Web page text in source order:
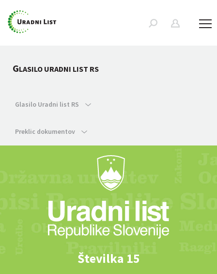
GLASILO URADNI LIST RS
Glasilo Uradni list RS
Preklic dokumentov
Številka 15